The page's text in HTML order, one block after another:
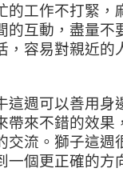
的工作不打緊，
的互動，盡量不
容易對親近的
這週可以善用身
來不錯的效果
交流。獅子這週
個更正確的方